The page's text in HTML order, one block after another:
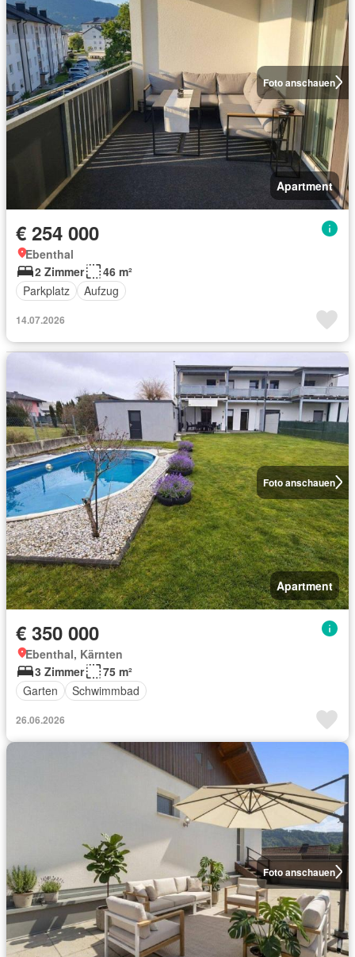
Foto anschauen
Apartment
€ 254 000
Ebenthal
2 Zimmer
46 m²
Parkplatz
Aufzug
14.07.2026
Foto anschauen
Apartment
€ 350 000
Ebenthal, Kärnten
3 Zimmer
75 m²
Garten
Schwimmbad
26.06.2026
Foto anschauen